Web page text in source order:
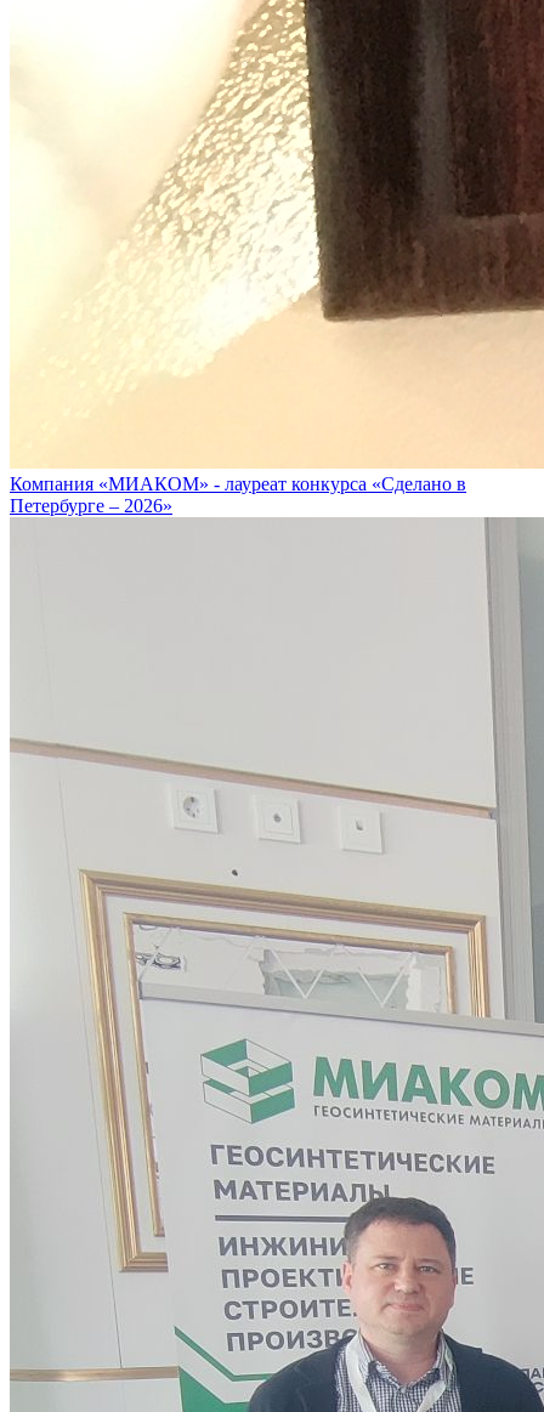
Компания «МИАКОМ» - лауреат конкурса «Сделано в
Петербурге – 2026»